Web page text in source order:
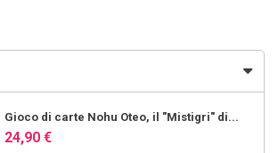
Gioco di carte Nohu Oteo, il "Mistigri" di...
24,90 €